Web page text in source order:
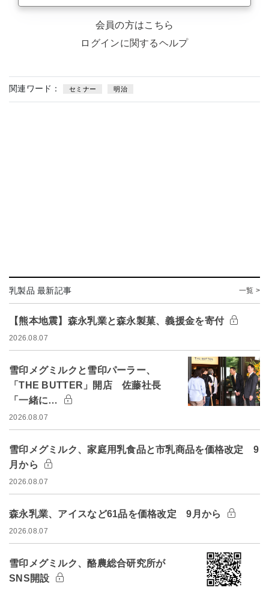
会員の方はこちら
ログインに関するヘルプ
関連ワード： セミナー 明治
乳製品 最新記事 一覧 >
【熊本地震】森永乳業と森永製菓、義援金を寄付
2026.08.07
雪印メグミルクと雪印パーラー、
「THE BUTTER」開店 佐藤社長
「一緒に…
2026.08.07
雪印メグミルク、家庭用乳食品と市乳商品を価格改定 9
月から
2026.08.07
森永乳業、アイスなど61品を価格改定 9月から
2026.08.07
雪印メグミルク、酪農総合研究所が
SNS開設